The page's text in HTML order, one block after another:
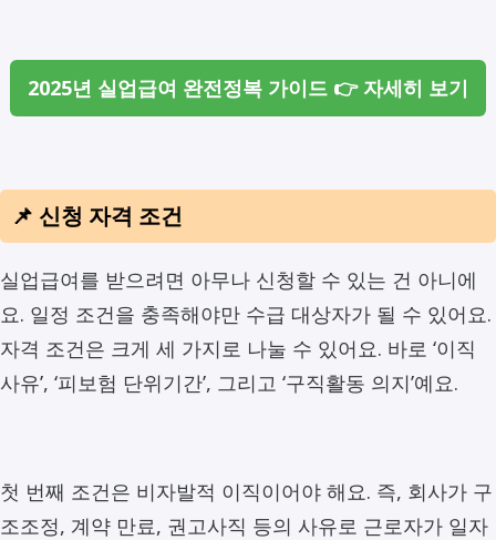
2025년 실업급여 완전정복 가이드 👉 자세히 보기
📌 신청 자격 조건
실업급여를 받으려면 아무나 신청할 수 있는 건 아니에
요. 일정 조건을 충족해야만 수급 대상자가 될 수 있어요.
자격 조건은 크게 세 가지로 나눌 수 있어요. 바로 ‘이직
사유’, ‘피보험 단위기간’, 그리고 ‘구직활동 의지’예요.
첫 번째 조건은 비자발적 이직이어야 해요. 즉, 회사가 구
조조정, 계약 만료, 권고사직 등의 사유로 근로자가 일자